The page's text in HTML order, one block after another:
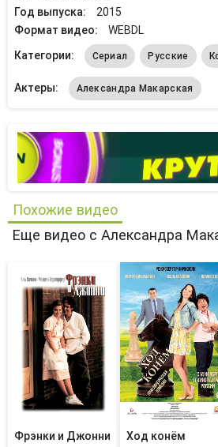
Год выпуска:
2015
Формат видео:
WEBDL
Категории:
Сериал Русские
Актеры: Александра Макарская
Похожие видео
Еще видео с Александра
Фрэнки и Джонни Ход конём